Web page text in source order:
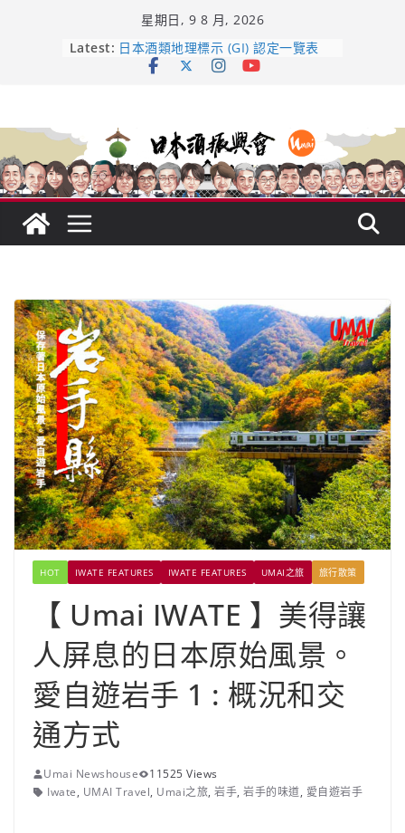
星期日, 9 8 月, 2026
Latest: 龜之井酒造：口說上手 – 山形純米大
吟釀的堅持與傳承 ～ くどき上手
響 𝟭𝟮 年 復活了!
【酒業商戰】130年老酒藏殺入股票
市場！梅乃宿上市背後的密碼
HOT IWATE FEATURES IWATE FEATURES UMAI之旅 旅行散策
【 Umai IWATE 】美得讓
人屏息的日本原始風景。
愛自遊岩手 1 : 概況和交
通方式
Umai Newshouse
11525 Views
Iwate, UMAI Travel, Umai之旅, 岩手, 岩手的味道, 愛自遊岩手